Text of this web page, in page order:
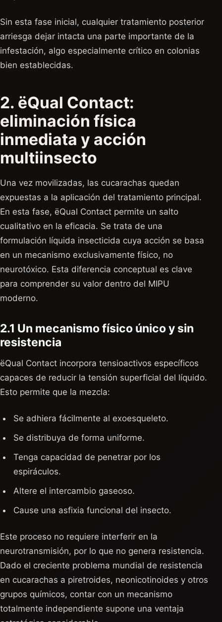
Sin esta fase inicial, cualquier tratamiento posterior
arriesga dejar intacta una parte importante de la
infestación, algo especialmente crítico en colonias
bien establecidas.
2. ëQual Contact:
eliminación física
inmediata y acción
multiinsecto
Una vez movilizadas, las cucarachas quedan
expuestas a la aplicación del tratamiento principal.
En esta fase, ëQual Contact permite un salto
cualitativo en la eficacia. Se trata de una
formulación líquida insecticida cuya acción se basa
en un mecanismo exclusivamente físico, no
neurotóxico. Esta diferencia conceptual es clave
para comprender su valor dentro del MIPU
moderno.
2.1 Un mecanismo físico único y sin
resistencia
ëQual Contact incorpora tensioactivos específicos
capaces de reducir la tensión superficial del líquido.
Esto permite que la mezcla:
Se adhiera fácilmente al exoesqueleto.
Se distribuya de forma uniforme.
Tenga capacidad de penetrar por los
espiráculos.
Altere el intercambio gaseoso.
Cause una asfixia funcional del insecto.
Este proceso no requiere interferir en la
neurotransmisión, por lo que no genera resistencia.
Dado el creciente problema mundial de resistencia
en cucarachas a piretroides, neonicotinoides y otros
grupos químicos, contar con un mecanismo
totalmente independiente supone una ventaja